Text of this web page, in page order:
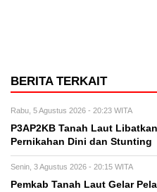
BERITA TERKAIT
Rabu, 5 Agustus 2026 - 20:23 WITA
P3AP2KB Tanah Laut
Pernikahan Dini dan Stunting
Senin, 3 Agustus 2026 - 20:15 WITA
Pemkab Tanah Laut Gelar